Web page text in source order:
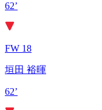
62’
FW 18
垣田 裕暉
62’